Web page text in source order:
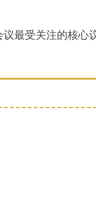
最受关注的核心